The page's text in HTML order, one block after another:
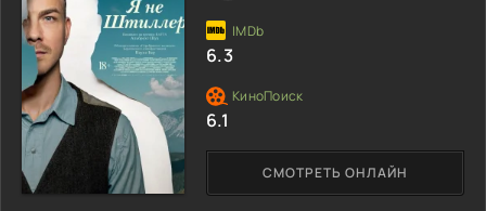
СМОТРЕТЬ ОНЛАЙН
6.3
6.1